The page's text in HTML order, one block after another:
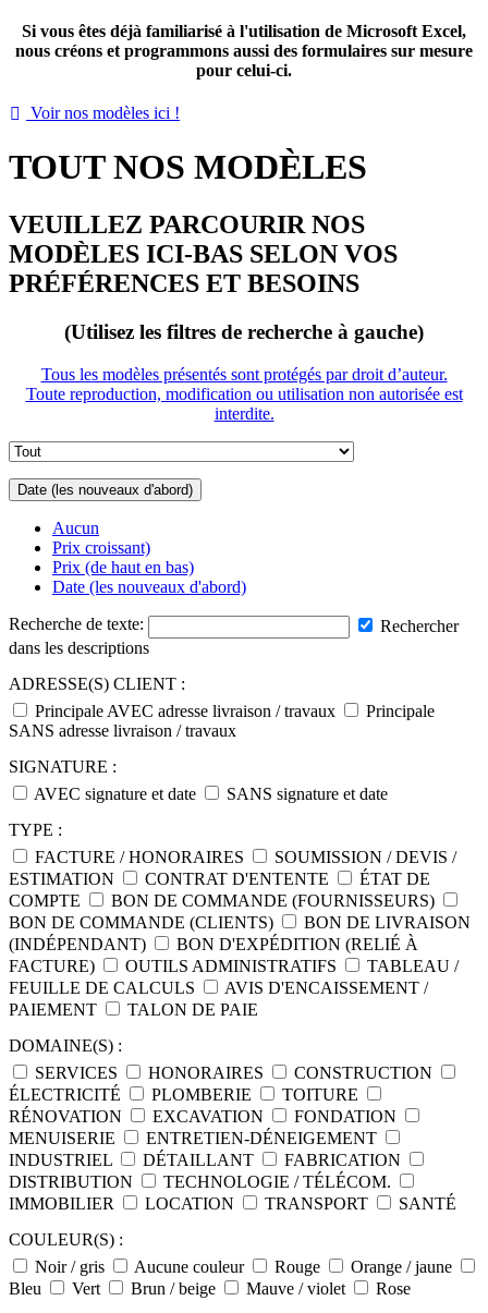
Si vous êtes déjà familiarisé à l'utilisation de Microsoft Excel,
nous créons et programmons aussi des formulaires sur mesure
pour celui-ci.
 Voir nos modèles ici !
TOUT NOS MODÈLES
VEUILLEZ PARCOURIR NOS
MODÈLES ICI-BAS SELON VOS
PRÉFÉRENCES ET BESOINS
(Utilisez les filtres de recherche à gauche)
Tous les modèles présentés sont protégés par droit d’auteur.
Toute reproduction, modification ou utilisation non autorisée est
interdite.
Date (les nouveaux d'abord)
Aucun
Prix croissant)
Prix (de haut en bas)
Date (les nouveaux d'abord)
Recherche de texte:
Rechercher
dans les descriptions
ADRESSE(S) CLIENT :
Principale AVEC adresse livraison / travaux
Principale
SANS adresse livraison / travaux
SIGNATURE :
AVEC signature et date
SANS signature et date
TYPE :
FACTURE / HONORAIRES
SOUMISSION / DEVIS /
ESTIMATION
CONTRAT D'ENTENTE
ÉTAT DE
COMPTE
BON DE COMMANDE (FOURNISSEURS)
BON DE COMMANDE (CLIENTS)
BON DE LIVRAISON
(INDÉPENDANT)
BON D'EXPÉDITION (RELIÉ À
FACTURE)
OUTILS ADMINISTRATIFS
TABLEAU /
FEUILLE DE CALCULS
AVIS D'ENCAISSEMENT /
PAIEMENT
TALON DE PAIE
DOMAINE(S) :
SERVICES
HONORAIRES
CONSTRUCTION
ÉLECTRICITÉ
PLOMBERIE
TOITURE
RÉNOVATION
EXCAVATION
FONDATION
MENUISERIE
ENTRETIEN-DÉNEIGEMENT
INDUSTRIEL
DÉTAILLANT
FABRICATION
DISTRIBUTION
TECHNOLOGIE / TÉLÉCOM.
IMMOBILIER
LOCATION TRANSPORT
SANTÉ
COULEUR(S) :
Noir / gris
Aucune couleur Rouge
Orange / jaune
Bleu
Vert Brun / beige Mauve / violet
Rose